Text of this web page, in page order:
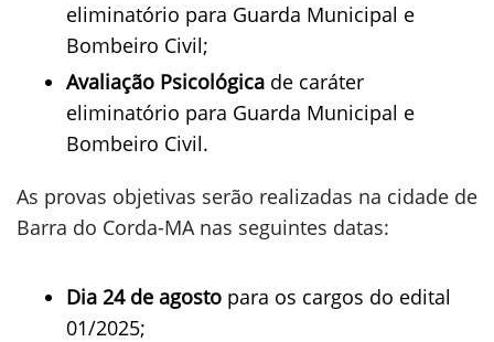
eliminatório para Guarda Municipal e
Bombeiro Civil;
Avaliação Psicológica de caráter
eliminatório para Guarda Municipal e
Bombeiro Civil.
As provas objetivas serão realizadas na cidade de
Barra do Corda-MA nas seguintes datas:
Dia 24 de agosto para os cargos do edital
01/2025;